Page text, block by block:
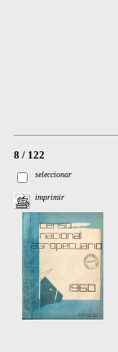
8 / 122
seleccionar
imprimir